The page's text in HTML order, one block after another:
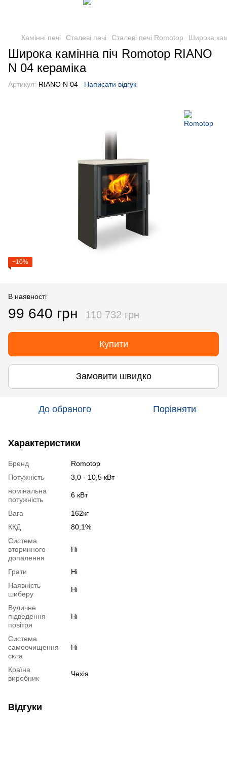
Камінні печі Сталеві печі Сталеві печі Romotop Широка
Широка камінна піч Romotop RIANO
N 04 кераміка
Артикул: RIANO N 04 Написати відгук
−10%
В наявності
99 640 грн 110 732 грн
Купити
Замовити швидко
До обраного Порівняти
Характеристики
Бренд
Romotop
Потужність
3,0 - 10,5 кВт
номінальна
потужність
6 кВт
Вага
162кг
ККД
80,1%
Система
вторинного
допалення
Ні
Грати
Ні
Наявність
шиберу
Ні
Вуличне
підведення
повітря
Ні
Система
самоочищення
скла
Ні
Країна
виробник
Чехія
Відгуки